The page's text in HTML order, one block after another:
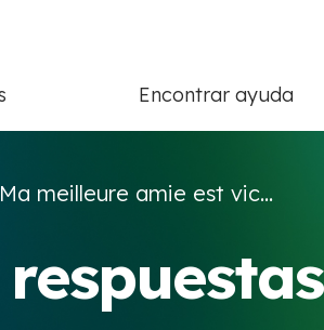
Encontrar ayuda
Ma meilleure amie est vic...
respuestas